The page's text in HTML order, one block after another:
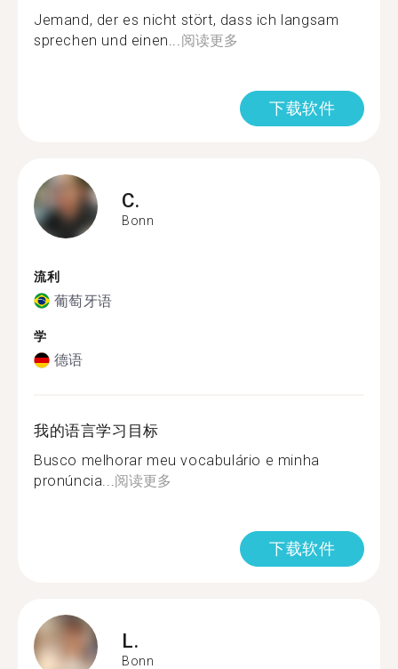
Jemand, der es nicht stört, dass ich langsam
sprechen und einen...阅读更多
下载软件
C.
Bonn
流利
葡萄牙语
学
德语
我的语言学习目标
Busco melhorar meu vocabulário e minha
pronúncia...阅读更多
下载软件
L.
Bonn